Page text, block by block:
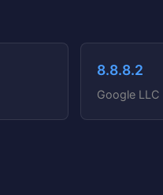
8.8.8.2
Google LLC